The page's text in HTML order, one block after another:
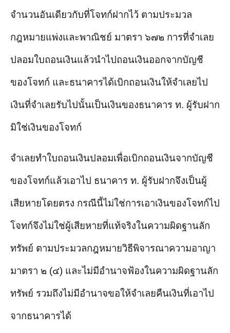
จำนวนอันเดียวกับที่โจทก์ฝากไว้ ตามประมวล
กฎหมายแพ่งและพาณิชย์ มาตรา ๖๗๒ การที่จำเลย
ปลอมใบถอนเงินแล้วนำไปถอนเงินออกจากบัญชี
ของโจทก์ และธนาคารได้เบิกถอนเงินให้จำเลยไป
เงินที่จำเลยรับไปนั้นเป็นเงินของธนาคาร ท. ผู้รับฝาก
มิใช่เงินของโจทก์
จำเลยทำใบถอนเงินปลอมเพื่อเบิกถอนเงินจากบัญชี
ของโจทก์แล้วเอาไป ธนาคาร ท. ผู้รับฝากจึงเป็นผู้
เสียหายโดยตรง กรณีนี้ไม่ใช่การเอาเงินของโจทก์ไป
โจทก์จึงไม่ใช่ผู้เสียหายที่แท้จริงในความผิดฐานลัก
ทรัพย์ ตามประมวลกฎหมายวิธีพิจารณาความอาญา
มาตรา ๒ (๔) และไม่มีอำนาจฟ้องในความผิดฐานลัก
ทรัพย์ รวมถึงไม่มีอำนาจขอให้จำเลยคืนเงินที่เอาไป
จากธนาคารได้